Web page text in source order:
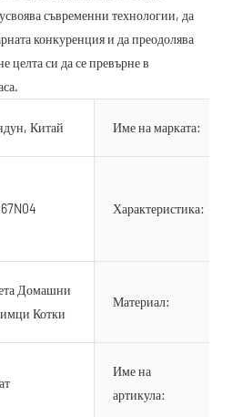
съвременни технологии, да
конкуренция и да преодолява
целта си да се превърне в
Китай Име на марката:
Характеристика:
Домашни
Котки
Материал:
Име на
артикула: